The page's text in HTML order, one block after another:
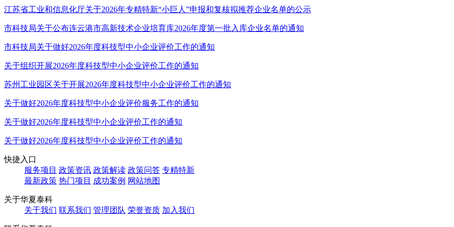
江苏省工业和信息化厅关于2026年专精特新“小巨人”申报和复核拟推荐企业名单的公示
市科技局关于公布连云港市高新技术企业培育库2026年度第一批入库企业名单的通知
市科技局关于做好2026年度科技型中小企业评价工作的通知
关于组织开展2026年度科技型中小企业评价工作的通知
苏州工业园区关于开展2026年度科技型中小企业评价工作的通知
关于做好2026年度科技型中小企业评价服务工作的通知
关于做好2026年度科技型中小企业评价工作的通知
关于做好2026年度科技型中小企业评价工作的通知
快捷入口
服务项目 政策资讯 政策解读 政策问答 专精特新
最新政策 热门项目 成功案例 网站地图
关于华夏泰科
关于我们 联系我们 管理团队 荣誉资质 加入我们